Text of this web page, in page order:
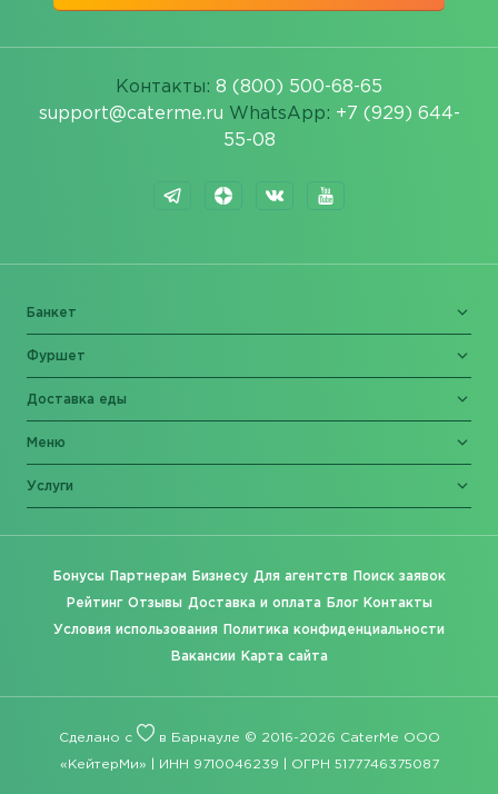
Контакты: 8 (800) 500-68-65
support@caterme.ru WhatsApp: +7 (929) 644-
55-08
Банкет
Фуршет
Доставка еды
Меню
Услуги
Бонусы Партнерам Бизнесу Для агентств Поиск заявок
Рейтинг Отзывы Доставка и оплата Блог Контакты
Условия использования Политика конфиденциальности
Вакансии Карта сайта
Сделано с в Барнауле © 2016-2026 CaterMe ООО
«КейтерМи» | ИНН 9710046239 | ОГРН 5177746375087